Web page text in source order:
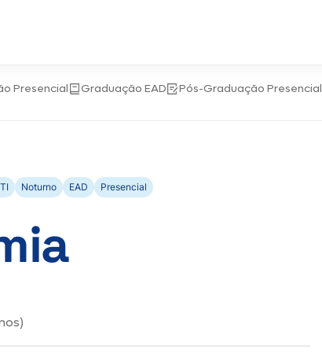
Presencial Graduação EAD Pós-Graduação Presencial
Noturno EAD Presencial